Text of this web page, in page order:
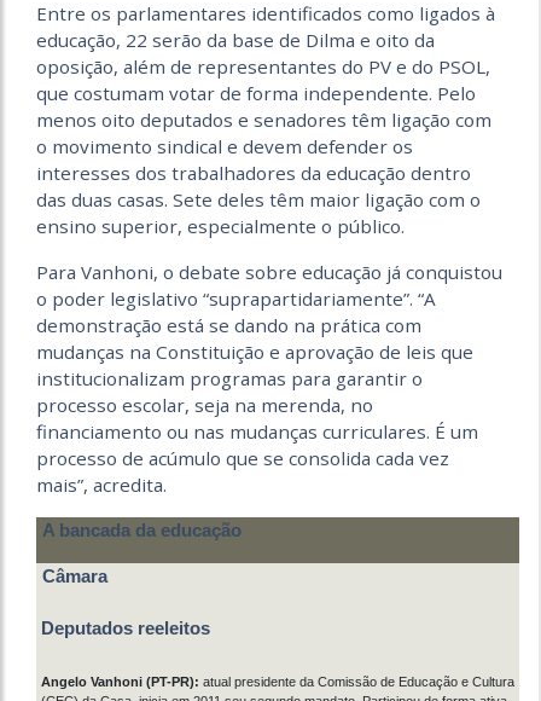
Entre os parlamentares identificados como ligados à
educação, 22 serão da base de Dilma e oito da
oposição, além de representantes do PV e do PSOL,
que costumam votar de forma independente. Pelo
menos oito deputados e senadores têm ligação com
o movimento sindical e devem defender os
interesses dos trabalhadores da educação dentro
das duas casas. Sete deles têm maior ligação com o
ensino superior, especialmente o público.
Para Vanhoni, o debate sobre educação já conquistou
o poder legislativo “suprapartidariamente”. “A
demonstração está se dando na prática com
mudanças na Constituição e aprovação de leis que
institucionalizam programas para garantir o
processo escolar, seja na merenda, no
financiamento ou nas mudanças curriculares. É um
processo de acúmulo que se consolida cada vez
mais”, acredita.
A bancada da educação
Câmara
Deputados reeleitos
Angelo Vanhoni (PT-PR): atual presidente da Comissão de Educação e Cultura